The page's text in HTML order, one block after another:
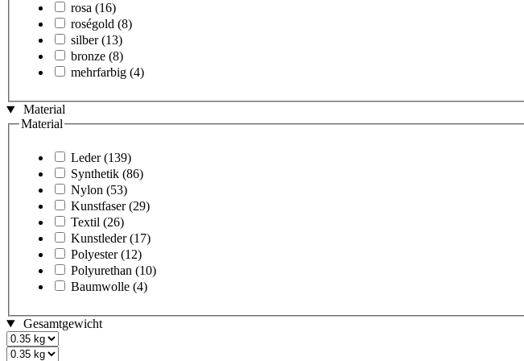
rosa (16)
roségold (8)
silber (13)
bronze (8)
mehrfarbig (4)
Material
Material
Leder (139)
Synthetik (86)
Nylon (53)
Kunstfaser (29)
Textil (26)
Kunstleder (17)
Polyester (12)
Polyurethan (10)
Baumwolle (4)
Gesamtgewicht